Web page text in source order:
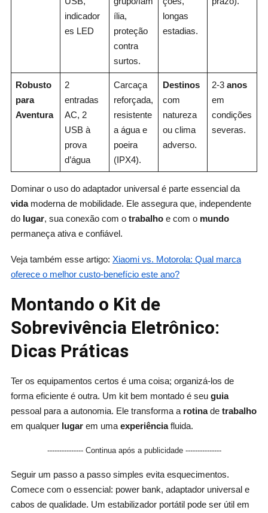
indicador
es LED
ília,
proteção
contra
surtos.
longas
estadias.
Robusto
para
Aventura
2
entradas
AC, 2
USB à
prova
d’água
Carcaça
reforçada,
resistente
a água e
poeira
(IPX4).
Destinos
com
natureza
ou clima
adverso.
2-3anos
em
condições
severas.
Dominar o uso do adaptador universal é parte essencial da
vidamoderna de mobilidade. Ele assegura que, independente
do lugar, sua conexão com o trabalhoe com o mundo
permaneça ativa e confiável.
Veja também esse artigo: Xiaomi vs. Motorola: Qual marca
oferece o melhor custo-benefício este ano?
Montando o Kit de
Sobrevivência Eletrônico:
Dicas Práticas
Ter os equipamentos certos é uma coisa; organizá-los de
forma eficiente é outra. Um kit bem montado é seu guia
pessoal para a autonomia. Ele transforma a rotinade trabalho
em qualquer lugarem uma experiênciafluida.
--------------- Continua após a publicidade ---------------
Seguir um passo a passo simples evita esquecimentos.
Comece com o essencial: power bank, adaptador universal e
cabos de qualidade. Um estabilizador portátil pode ser útil em